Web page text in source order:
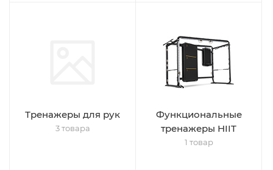
Тренажеры для рук
3 товара
Функциональные
тренажеры HIIT
1 товар